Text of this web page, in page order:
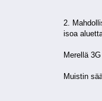
2.
isoa
Merellä
Muistin